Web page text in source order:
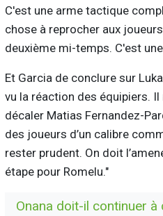
C'est une arme tactique
chose à reprocher aux
deuxième mi-temps. C'est
Et Garcia de conclure sur
vu la réaction des équipiers.
décaler Matias Fernandez-
des joueurs d’un calibre
rester prudent. On doit
étape pour Romelu."
Onana doit-il continuer à